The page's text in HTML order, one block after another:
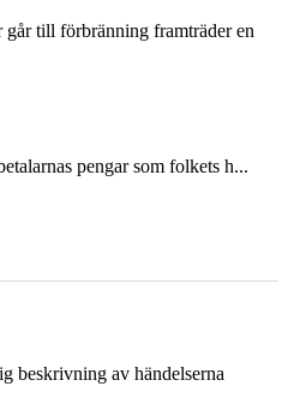
går till förbränning framträder en
pengar som folkets h...
beskrivning av händelserna